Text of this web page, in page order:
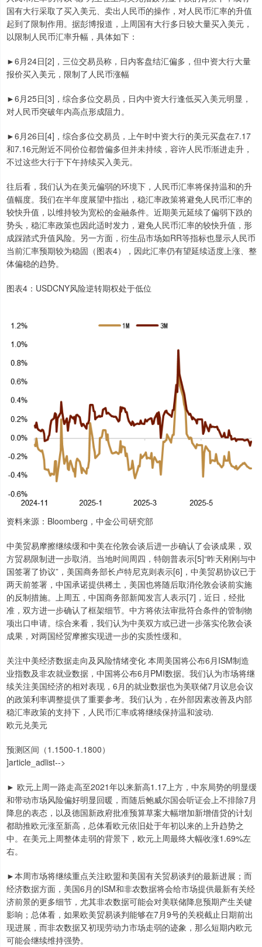
国有大行采取了买入美元、卖出人民币的操作，对人民币汇率的升值
起到了限制作用。据彭博报道，上周国有大行多日较大量买入美元，
以限制人民币汇率升幅，具体如下：
►6月24日[2]，三位交易员称，日内客盘结汇偏多，但中资大行大量
报价买入美元，限制了人民币涨幅
►6月25日[3]，综合多位交易员，日内中资大行逢低买入美元明显，
对人民币突破年内高点形成阻力。
►6月26日[4]，综合多位交易员，上午时中资大行的美元买盘在7.17
和7.16元附近不同价位都曾偏多但并未持续，容许人民币渐进走升，
不过这些大行于下午持续买入美元。
往后看，我们认为在美元偏弱的环境下，人民币汇率将保持温和的升
值幅度。我们在半年度展望中指出，稳汇率政策将避免人民币汇率的
较快升值，以维持较为宽松的金融条件。近期美元延续了偏弱下跌的
势头，稳汇率政策也因此适时发力，避免人民币汇率的较快升值，形
成踩踏式升值风险。另一方面，衍生品市场如RR等指标也显示人民币
当前汇率预期较为稳固（图表4），因此汇率仍有望延续适度上涨、整
体偏稳的趋势。
图表4：USDCNY风险逆转期权处于低位
资料来源：Bloomberg，中金公司研究部
中美贸易摩擦继续缓和中美在伦敦会谈后进一步确认了会谈成果，双
方贸易限制进一步取消。当地时间周四，特朗普表示[5]“昨天刚刚与中
国签署了协议”，美国商务部长卢特尼克则表示[6]，中美贸易协议已于
两天前签署，中国承诺提供稀土，美国也将随后取消伦敦会谈前实施
的反制措施。上周五，中国商务部新闻发言人表示[7]，近日，经批
准，双方进一步确认了框架细节。中方将依法审批符合条件的管制物
项出口申请。综合来看，我们认为中美双方或已进一步落实伦敦会谈
成果，对两国经贸摩擦实现进一步的实质性缓和。
关注中美经济数据走向及风险情绪变化 本周美国将公布6月ISM制造
业指数及非农就业数据，中国将公布6月PMI数据。我们认为市场将继
续关注美国经济的相对表现，6月的就业数据也为美联储7月议息会议
的政策利率调整提供了重要参考。我们认为，在外部因素改善及内部
稳汇率政策的支持下，人民币汇率或将继续保持温和波动.
欧元兑美元
预测区间（1.1500-1.1800）
]article_adlist-->
► 欧元上周一路走高至2021年以来新高1.17上方，中东局势的明显缓
和带动市场风险偏好明显回暖，而随后鲍威尔国会听证会上不排除7月
降息的表态，以及德国新政府批准预算草案大幅增加新增借贷的计划
都助推欧元涨至新高，总体看欧元依旧处于年初以来的上升趋势之
中。在美元上周整体走弱的背景下，欧元上周最终大幅收涨1.69%左
右。
►本周市场将继续重点关注欧盟和美国有关贸易谈判的最新进展；而
经济数据方面，美国6月的ISM和非农数据将会给市场提供最新有关经
济前景的更多细节，尤其非农数据可能会对美联储降息预期产生关键
影响；总体看，如果欧美贸易谈判能够在7月9号的关税截止日期前出
现进展，而非农数据又初现劳动力市场走弱的迹象，那么短期内欧元
可能会继续维持强势。